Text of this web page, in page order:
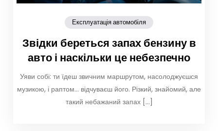
Експлуатація автомобіля
Звідки береться запах бензину в
авто і наскільки це небезпечно
Уяви собі: ти їдеш звичним маршрутом, насолоджуєшся
музикою, і раптом… відчуваєш його. Різкий, знайомий, але
такий небажаний запах […]